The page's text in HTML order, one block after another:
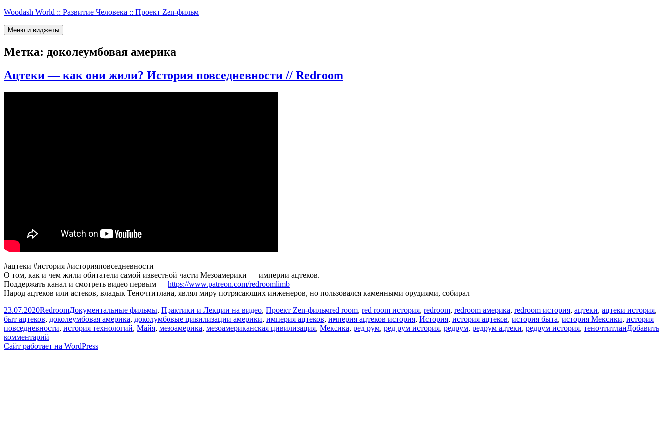
Перейти
содержимому
Woodash World :: Развитие Человека :: Проект Zen-фильм
Меню и виджеты
Метка: доколеумбовая америка
Ацтеки — как они жили? История повседневности // Redroom
#ацтеки #история #историяповседневности
О том, как и чем жили обитатели самой известной части Мезоамерики — империи ацтеков.
Поддержать канал и смотреть видео первым — https://www.patreon.com/redroomlimb
Народ ацтеков или астеков, владык Теночтитлана, являл миру потрясающих инженеров, но пользовался каменными орудиями, собирал
Опубликовано
23.07.2020Автор
RedroomРубрики
Документальные фильмы, Практики и Лекции на видео, Проект Zen-фильмМетки
red room, red room история, redroom, redroom америка, redroom история, ацтеки, ацтеки история,
быт ацтеков, доколеумбовая америка, доколумбовые цивилизации америки, империя ацтеков, империя ацтеков история, История, история ацтеков, история быта, история Мексики, история
повседневности, история технологий, Майя, мезоамерика, мезоамериканская цивилизация, Мексика, ред рум, ред рум история, редрум, редрум ацтеки, редрум история, теночтитланДобавить
комментарий
записи
Сайт работает на WordPress